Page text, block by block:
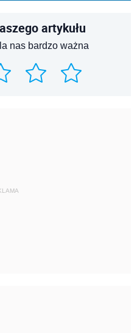
artykułu
nas bardzo ważna